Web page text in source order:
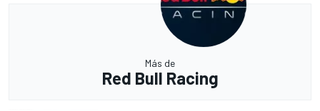
Más de
Red Bull Racing